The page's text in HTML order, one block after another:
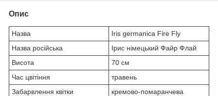
Опис
Назва
Iris germanica Fire Fly
Назва російська
Ірис німецький Файр Флай
Висота
70 см
Час цвітіння
травень
Забарвлення квітки
кремово-помаранчева